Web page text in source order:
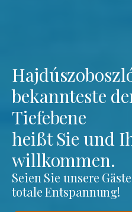
bekannteste
Tiefebene
heißt Sie und
willkommen.
Seien Sie unsere
totale Entspannung!